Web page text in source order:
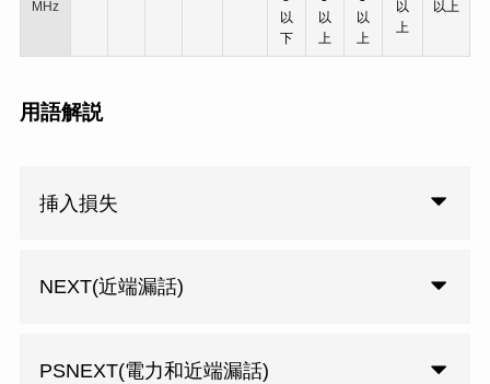
MHz
以
下
以
上
以
上
以
上
以上
用語解説
挿入損失
NEXT(近端漏話)
PSNEXT(電力和近端漏話)